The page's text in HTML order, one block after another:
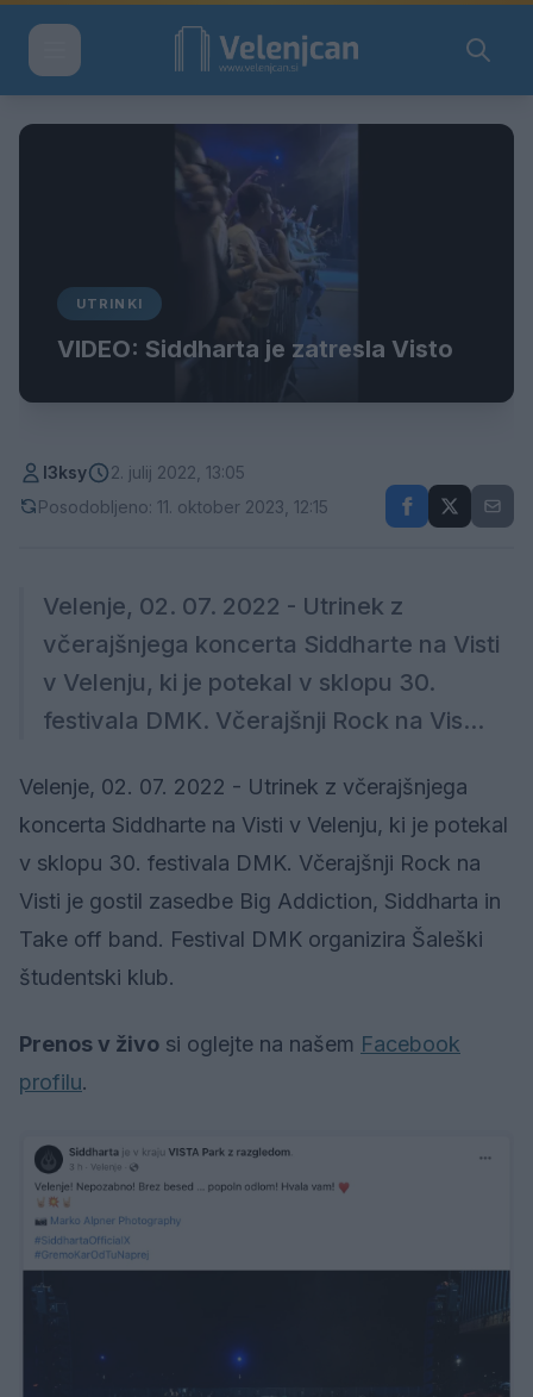
UTRINKI
VIDEO: Siddharta je zatresla Visto
l3ksy
2. julij 2022, 13:05
Posodobljeno: 11. oktober 2023, 12:15
Velenje, 02. 07. 2022 - Utrinek z
včerajšnjega koncerta Siddharte na Visti
v Velenju, ki je potekal v sklopu 30.
festivala DMK. Včerajšnji Rock na Vis...
Velenje, 02. 07. 2022 - Utrinek z včerajšnjega
koncerta Siddharte na Visti v Velenju, ki je potekal
v sklopu 30. festivala DMK. Včerajšnji Rock na
Visti je gostil zasedbe Big Addiction, Siddharta in
Take off band. Festival DMK organizira Šaleški
študentski klub.
Prenos v živo si oglejte na našem Facebook
profilu.